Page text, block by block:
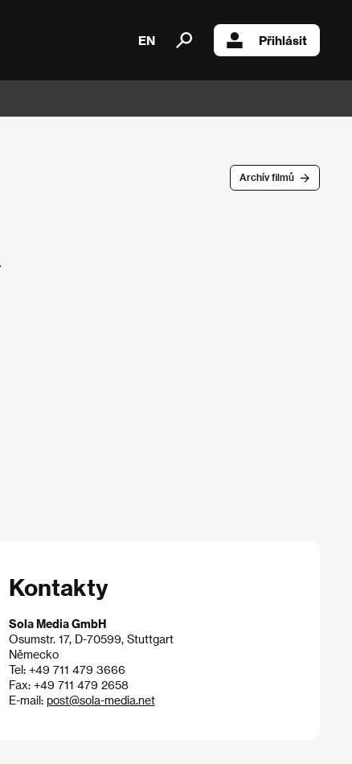
EN Přihlásit
Archív filmů
Kontakty
Sola Media GmbH
Osumstr. 17, D-70599, Stuttgart
Německo
Tel: +49 711 479 3666
Fax: +49 711 479 2658
E-mail: post@sola-media.net